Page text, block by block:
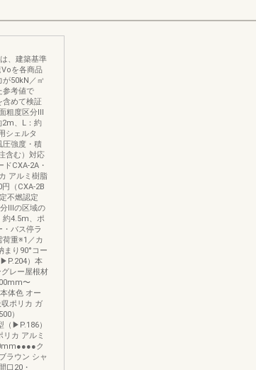
、建築基準
を各商品
50kN／㎡
参考値で
含めて検証
粗度区分Ⅲ
2m、L：約
シェルタ
圧強度・積
含む）対応
CXA-2A・
アルミ樹脂
（CXA-2B
不燃認定
Ⅲの区域の
約4.5m、ポ
バス停ラ
荷重※1／カ
まり90°コー
）本
レー屋根材
〜
体色 オー
ポリカ ガ
）
▶P.186）
カ アルミ
ク
ラウン シャ
口20・